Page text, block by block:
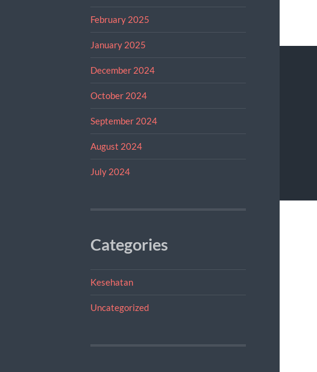
February 2025
January 2025
December 2024
October 2024
September 2024
August 2024
July 2024
Categories
Kesehatan
Uncategorized